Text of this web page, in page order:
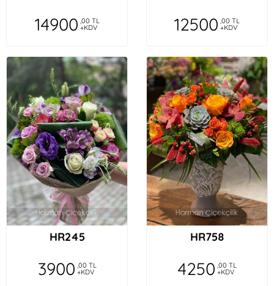
14900 ,00 TL
+KDV 12500 ,00 TL
+KDV
HR245
3900 ,00 TL
+KDV
HR758
4250 ,00 TL
+KDV